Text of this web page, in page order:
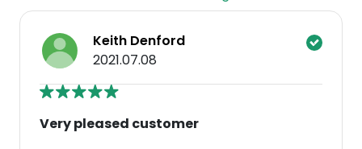
Keith Denford
2021.07.08
Very pleased customer